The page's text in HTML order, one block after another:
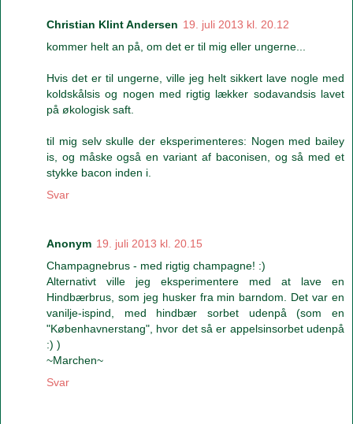
Christian Klint Andersen 19. juli 2013 kl. 20.12
kommer helt an på, om det er til mig eller ungerne...
Hvis det er til ungerne, ville jeg helt sikkert lave nogle med
koldskålsis og nogen med rigtig lækker sodavandsis lavet
på økologisk saft.
til mig selv skulle der eksperimenteres: Nogen med bailey
is, og måske også en variant af baconisen, og så med et
stykke bacon inden i.
Svar
Anonym 19. juli 2013 kl. 20.15
Champagnebrus - med rigtig champagne! :)
Alternativt ville jeg eksperimentere med at lave en
Hindbærbrus, som jeg husker fra min barndom. Det var en
vanilje-ispind, med hindbær sorbet udenpå (som en
"Københavnerstang", hvor det så er appelsinsorbet udenpå
:) )
~Marchen~
Svar